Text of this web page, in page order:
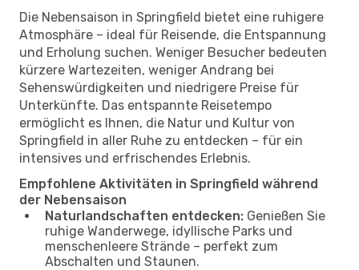
Die Nebensaison in Springfield bietet eine ruhigere
Atmosphäre – ideal für Reisende, die Entspannung
und Erholung suchen. Weniger Besucher bedeuten
kürzere Wartezeiten, weniger Andrang bei
Sehenswürdigkeiten und niedrigere Preise für
Unterkünfte. Das entspannte Reisetempo
ermöglicht es Ihnen, die Natur und Kultur von
Springfield in aller Ruhe zu entdecken – für ein
intensives und erfrischendes Erlebnis.
Empfohlene Aktivitäten in Springfield während
der Nebensaison
Naturlandschaften entdecken: Genießen Sie
ruhige Wanderwege, idyllische Parks und
menschenleere Strände – perfekt zum
Abschalten und Staunen.